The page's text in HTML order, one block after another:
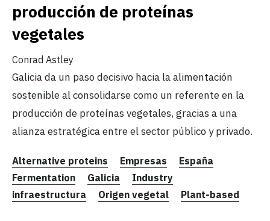
producción de proteínas
vegetales
Conrad Astley
Galicia da un paso decisivo hacia la alimentación
sostenible al consolidarse como un referente en la
producción de proteínas vegetales, gracias a una
alianza estratégica entre el sector público y privado.
Alternative proteins Empresas
España
Fermentation
Galicia
Industry
infraestructura
Origen vegetal Plant-based